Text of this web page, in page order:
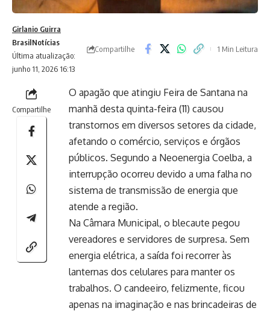
Última atualização:
junho 11, 2026 16:13
Girlanio Guirra
BrasilNotícias
Compartilhe 1 Min Leitura
Compartilhe
O apagão que atingiu Feira de Santana na
manhã desta quinta-feira (11) causou
transtornos em diversos setores da cidade,
afetando o comércio, serviços e órgãos
públicos. Segundo a Neoenergia Coelba, a
interrupção ocorreu devido a uma falha no
sistema de transmissão de energia que
atende a região.
Na Câmara Municipal, o blecaute pegou
vereadores e servidores de surpresa. Sem
energia elétrica, a saída foi recorrer às
lanternas dos celulares para manter os
trabalhos. O candeeiro, felizmente, ficou
apenas na imaginação e nas brincadeiras de